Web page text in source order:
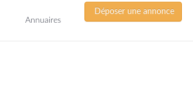
Annuaires
Déposer une annonce